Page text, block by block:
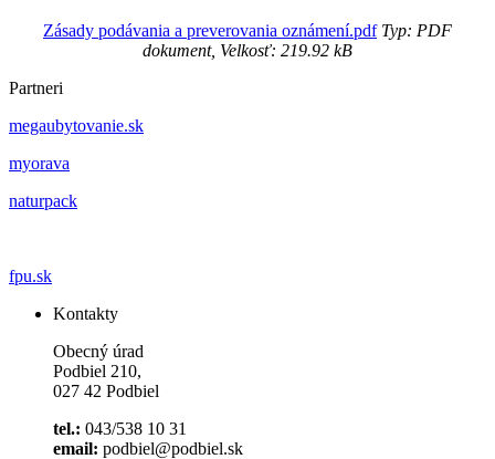
Zásady podávania a preverovania oznámení.pdfTyp: PDF
dokument, Velkosť: 219.92 kB
Partneri
megaubytovanie.sk
myorava
naturpack
fpu.sk
Kontakty
Obecný úrad
Podbiel 210,
027 42 Podbiel
tel.: 043/538 10 31
email: podbiel@podbiel.sk